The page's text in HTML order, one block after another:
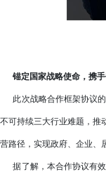
锚定国家战略使命，携
此次战略合作框架协议的
不可持续三大行业难题，推
营路径，实现政府、企业、
据了解，本合作协议有效